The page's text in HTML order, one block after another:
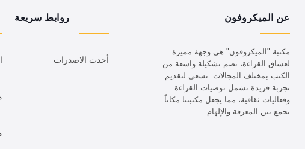
عن الميكروفون
مكتبة "الميكروفون" هي وجهة مميزة
لعشاق القراءة، تضم تشكيلة واسعة من
الكتب بمختلف المجالات. نسعى لتقديم
تجربة فريدة تشمل توصيات القراءة
وفعاليات ثقافية، مما يجعل مكتبتنا مكاناً
يجمع بين المعرفة والإلهام.
روابط سريعة
أحدث الاصدرات